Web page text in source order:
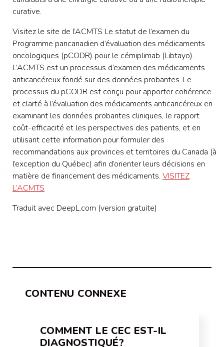
curative.
Visitez le site de l’ACMTS Le statut de l’examen du
Programme pancanadien d’évaluation des médicaments
oncologiques (pCODR) pour le cémiplimab (Libtayo).
L’ACMTS est un processus d’examen des médicaments
anticancéreux fondé sur des données probantes. Le
processus du pCODR est conçu pour apporter cohérence
et clarté à l’évaluation des médicaments anticancéreux en
examinant les données probantes cliniques, le rapport
coût-efficacité et les perspectives des patients, et en
utilisant cette information pour formuler des
recommandations aux provinces et territoires du Canada (à
l’exception du Québec) afin d’orienter leurs décisions en
matière de financement des médicaments. VISITEZ
L’ACMTS
Traduit avec DeepL.com (version gratuite)
CONTENU CONNEXE
COMMENT LE CEC EST-IL
DIAGNOSTIQUÉ?